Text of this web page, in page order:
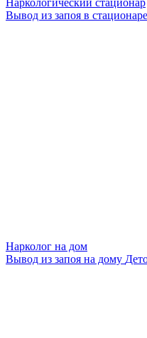
Наркологический стационар
Вывод из запоя в стационаре
Нарколог на дом
Вывод из запоя на дому